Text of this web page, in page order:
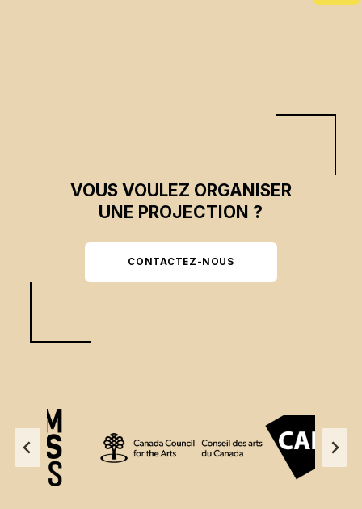
VOUS VOULEZ ORGANISER
UNE PROJECTION ?
CONTACTEZ-NOUS